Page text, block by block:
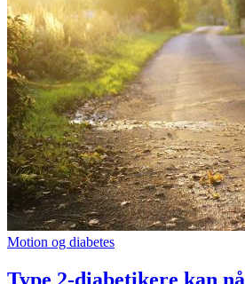
Motion og diabetes
Type 2-diabetikere kan nå